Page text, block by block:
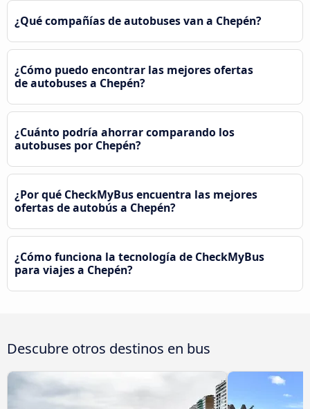
¿Qué compañías de autobuses van a Chepén?
¿Cómo puedo encontrar las mejores ofertas
de autobuses a Chepén?
¿Cuánto podría ahorrar comparando los
autobuses por Chepén?
¿Por qué CheckMyBus encuentra las mejores
ofertas de autobús a Chepén?
¿Cómo funciona la tecnología de CheckMyBus
para viajes a Chepén?
Descubre otros destinos en bus